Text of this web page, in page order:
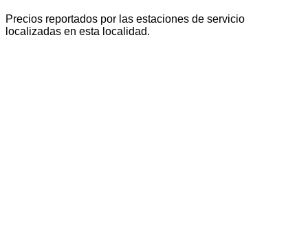
Precios reportados por las estaciones de servicio
localizadas en esta localidad.